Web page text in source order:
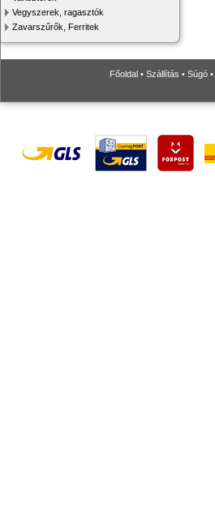
Vegyszerek, ragasztók
Zavarszűrők, Ferritek
Főoldal • Szállítás • Súgó •